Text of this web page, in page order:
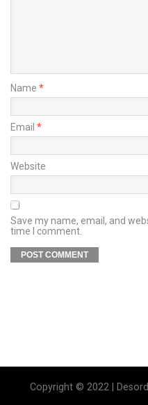
Name *
Email *
Website
Save my name, email, and
time I comment.
Copyright © 2022 |